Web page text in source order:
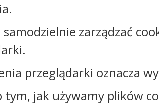
zarządzać
przeglądarki oznacza
tym, jak używamy plików